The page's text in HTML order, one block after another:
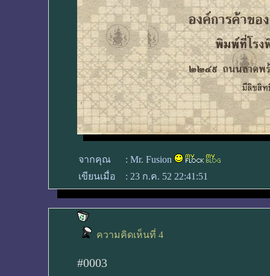
จากคุณ : Mr. Fusion
เขียนเมื่อ
: 23 ก.ค. 52 22:41:51
ความคิดเห็นที่ 4
#0003